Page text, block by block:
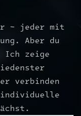
– jeder mit
Aber du
Ich zeige
verbinden